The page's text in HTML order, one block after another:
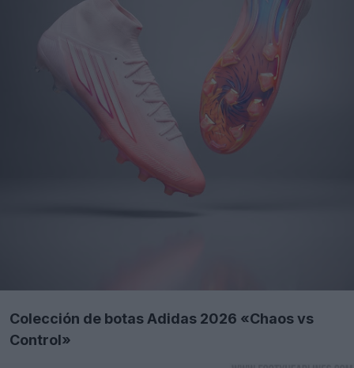
Colección de botas Adidas 2026 «Chaos vs
Control»